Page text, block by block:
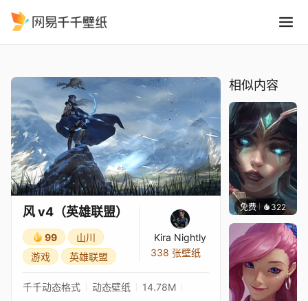
风 v4（英雄联盟）
99
山川
游戏
英雄联盟
Kira Nightly
338 张壁纸
千千动态格式 动态壁纸
14.78M
相似内容
免费 322
｡